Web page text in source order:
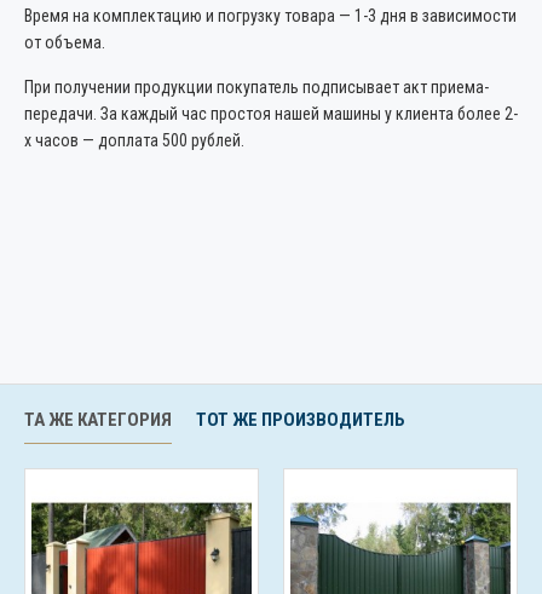
Время на комплектацию и погрузку товара — 1-3 дня в зависимости
от объема.
При получении продукции покупатель подписывает акт приема-
передачи. За каждый час простоя нашей машины у клиента более 2-
х часов — доплата 500 рублей.
ТА ЖЕ КАТЕГОРИЯ ТОТ ЖЕ ПРОИЗВОДИТЕЛЬ